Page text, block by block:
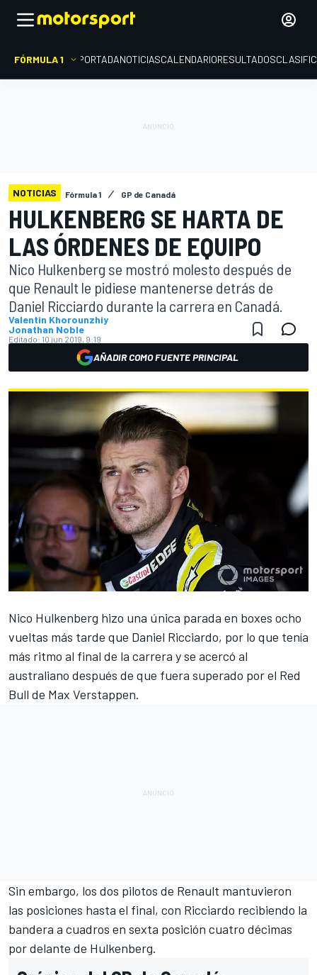
FÓRMULA 1 PORTADANOTICIASCALENDARIORESULTADOS
NOTICIAS Fórmula 1 GP de Canadá
HULKENBERG SE HARTA DE
LAS ÓRDENES DE EQUIPO
Nico Hulkenberg se mostró molesto después de
que Renault le pidiese mantenerse detrás de
Daniel Ricciardo durante la carrera en Canadá.
Valentin Khorounzhiy
Jonathan Noble
Editado: 10 jun 2019, 9:19
AÑADIR COMO FUENTE PRINCIPAL
Nico Hulkenberg hizo una única parada en boxes ocho
vueltas más tarde que Daniel Ricciardo, por lo que tenía
más ritmo al final de la carrera y se acercó al
australiano después de que fuera superado por el Red
Bull de Max Verstappen.
Sin embargo, los dos pilotos de Renault mantuvieron
las posiciones hasta el final, con Ricciardo recibiendo la
bandera a cuadros en sexta posición cuatro décimas
por delante de Hulkenberg.